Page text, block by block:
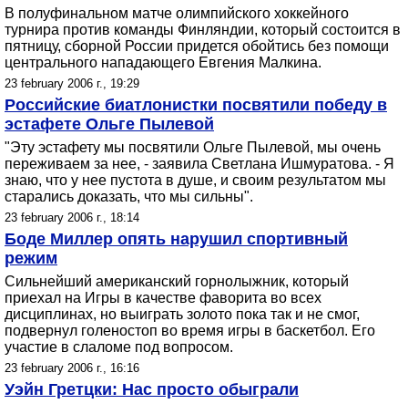
В полуфинальном матче олимпийского хоккейного
турнира против команды Финляндии, который состоится в
пятницу, сборной России придется обойтись без помощи
центрального нападающего Евгения Малкина.
23 february 2006 г., 19:29
Российские биатлонистки посвятили победу в
эстафете Ольге Пылевой
"Эту эстафету мы посвятили Ольге Пылевой, мы очень
переживаем за нее, - заявила Светлана Ишмуратова. - Я
знаю, что у нее пустота в душе, и своим результатом мы
старались доказать, что мы сильны".
23 february 2006 г., 18:14
Боде Миллер опять нарушил спортивный
режим
Сильнейший американский горнолыжник, который
приехал на Игры в качестве фаворита во всех
дисциплинах, но выиграть золото пока так и не смог,
подвернул голеностоп во время игры в баскетбол. Его
участие в слаломе под вопросом.
23 february 2006 г., 16:16
Уэйн Гретцки: Нас просто обыграли